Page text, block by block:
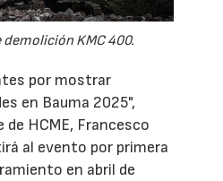
demolición KMC 400.
por mostrar
en Bauma 2025",
HCME, Francesco
al evento por primera
en abril de